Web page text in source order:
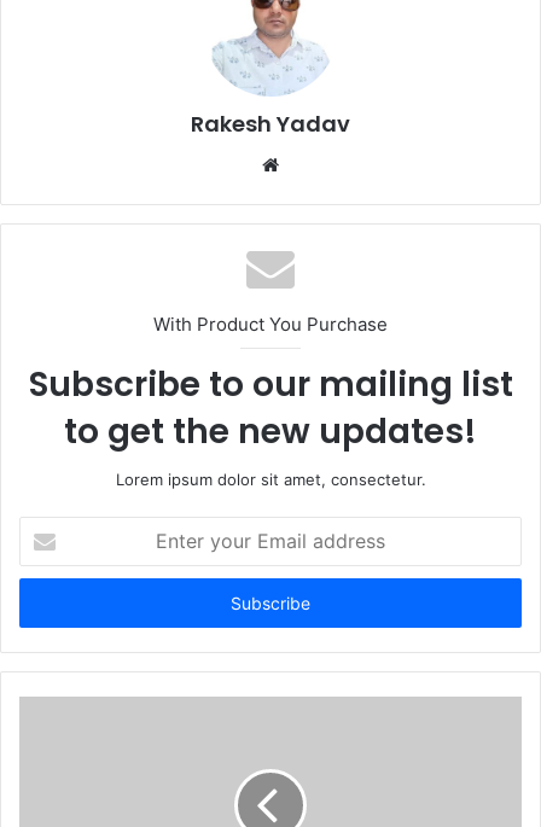
Rakesh Yadav
b
s
i
e
With Product You Purchase
Subscribe to our mailing list
to get the new updates!
Lorem ipsum dolor sit amet, consectetur.
t
r
y